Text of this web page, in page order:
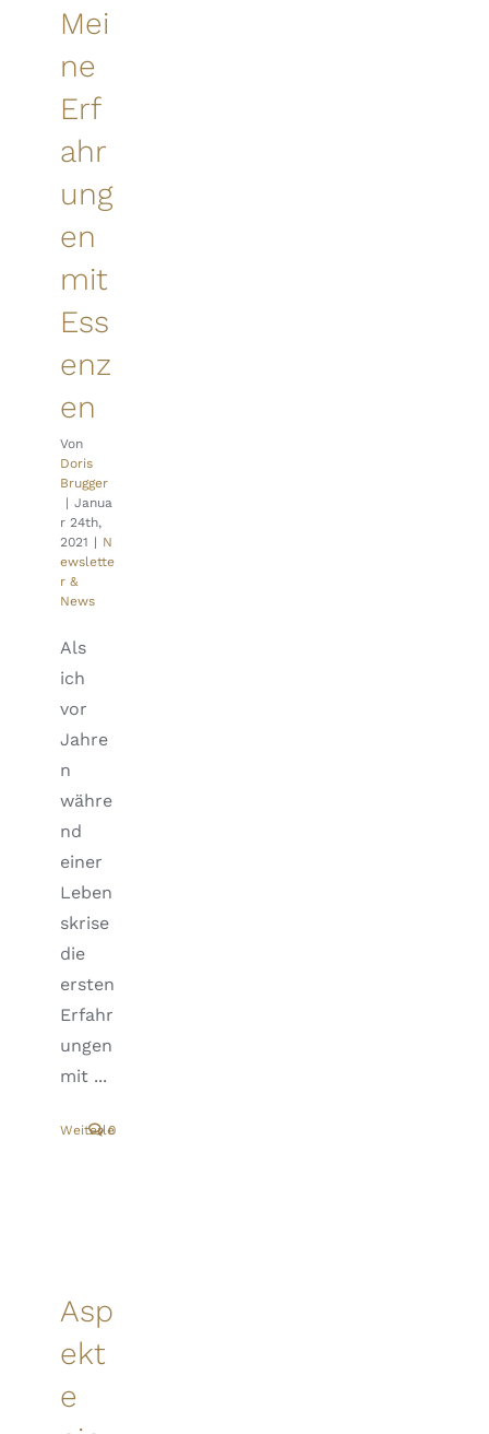
Mei
ne
Erf
ahr
ung
en
mit
Ess
enz
en
Von
Doris
Brugger
| Janua
r 24th,
2021 | N
ewslette
r &
News
Als
ich
vor
Jahre
n
währe
nd
einer
Leben
skrise
die
ersten
Erfahr
ungen
mit ...
Weiterlesen
0
Asp
ekt
e